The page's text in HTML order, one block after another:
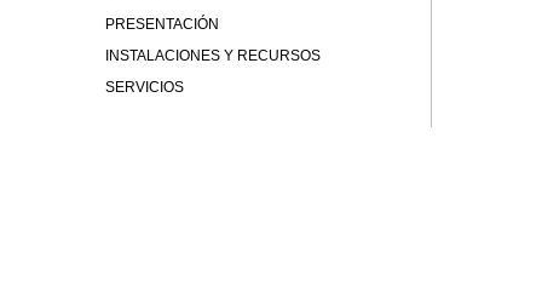
PRESENTACIÓN
INSTALACIONES Y RECURSOS
SERVICIOS